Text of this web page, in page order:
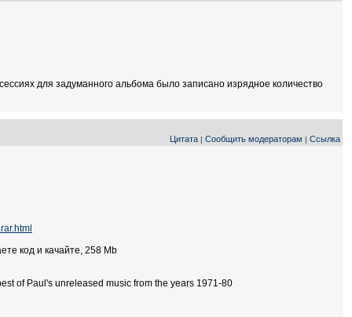
для задуманного альбома было записано изрядное количество
Цитата | Сообщить модераторам | Ссылка
код и качайте, 258 Mb
of Paul's unreleased music from the years 1971-80